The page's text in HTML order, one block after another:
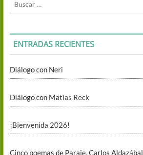
ENTRADAS RECIENTES
Diálogo con Neri
Diálogo con Matías Reck
¡Bienvenida 2026!
Cinco poemas de Paraje. Carlos Aldazábal